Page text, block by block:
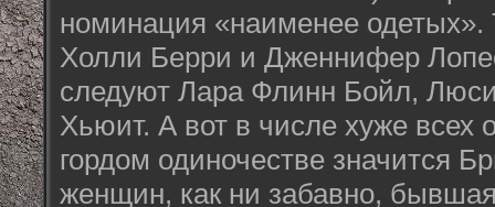
номинация «наименее одетых».
Холли Берри и Дженнифер
следуют Лара Флинн Бойл,
Хьюит. А вот в числе хуже
гордом одиночестве значится
женщин, как ни забавно,